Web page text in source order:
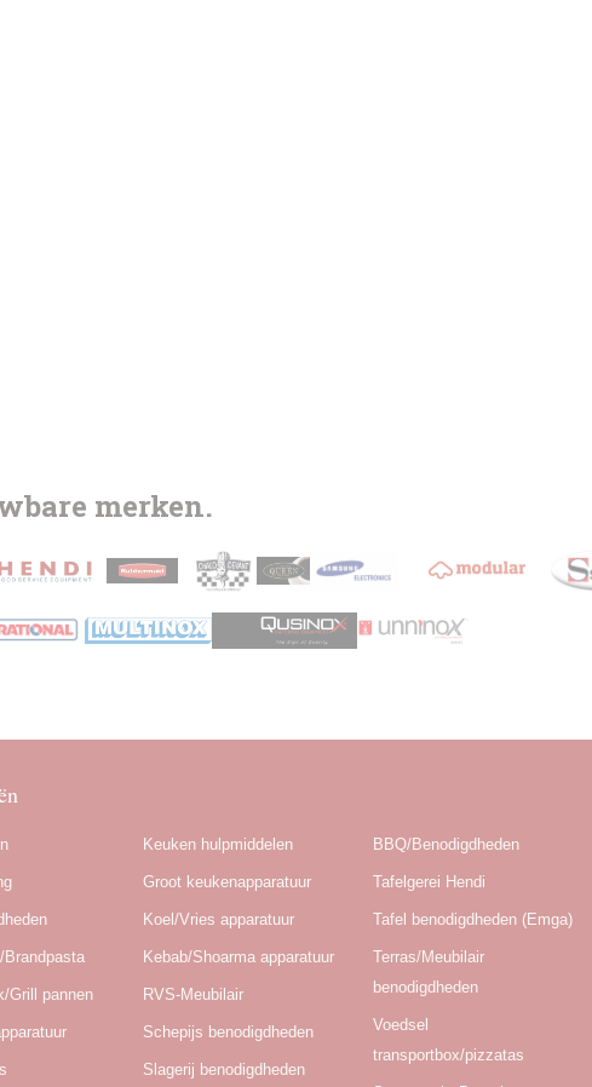
merken.
Brandpasta
Grill pannen
Keuken hulpmiddelen
Groot keukenapparatuur
Koel/Vries apparatuur
Kebab/Shoarma apparatuur
RVS-Meubilair
Schepijs benodigdheden
Slagerij benodigdheden
BBQ/Benodigdheden
Tafelgerei Hendi
Tafel benodigdheden (Emga)
Terras/Meubilair
benodigdheden
Voedsel
transportbox/pizzatas